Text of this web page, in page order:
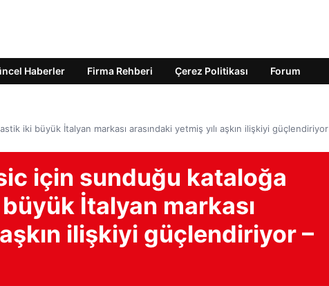
Haberler Firma Rehberi Çerez Politikası Forum
iki büyük İtalyan markası arasındaki yetmiş yılı aşkın ilişkiyi güçlendiriyor
için sunduğu kataloğa
İtalyan markası
ilişkiyi güçlendiriyor –